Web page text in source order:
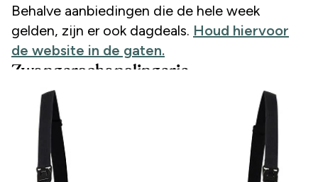
Behalve aanbiedingen die de hele week
gelden, zijn er ook dagdeals. Houd hiervoor
de website in de gaten.
Zwangerschapslingerie